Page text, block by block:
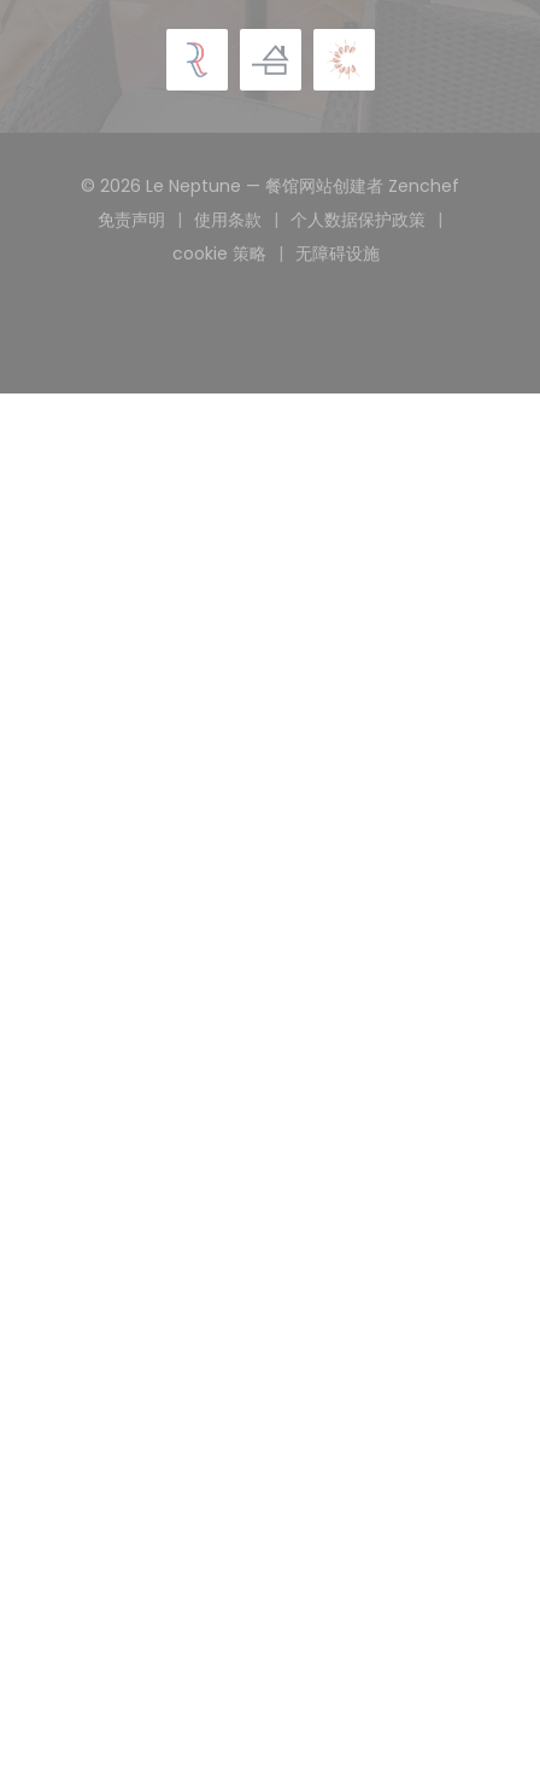
© 2026 Le Neptune — 餐馆网站创建者 Zenchef
免责声明
((在新窗口中打开))
使用条款
((在新窗口中打开))
个人数据保护政策
((在新窗口中打开))
cookie 策略
((在新窗口中打开))
无障碍设施
((在新窗口中打开))